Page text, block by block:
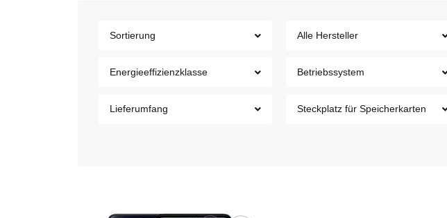
Sortierung Alle Hersteller
Energieeffizienzklasse Betriebssystem
Lieferumfang Steckplatz für Speicherkarten